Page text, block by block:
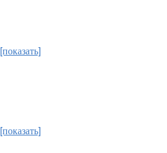
[показать]
[показать]